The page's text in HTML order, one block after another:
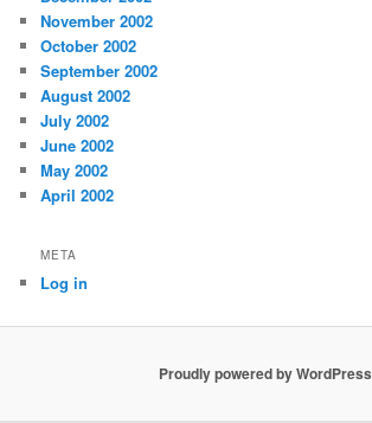
November 2002
October 2002
September 2002
August 2002
July 2002
June 2002
May 2002
April 2002
META
Log in
Proudly powered by WordPress